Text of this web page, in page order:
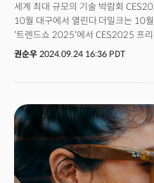
세계 최대 규모의 기술 박람회
10월 대구에서 열린다.더밀크는 10
'트렌드쇼 2025'에서 CES2025 프리
기업들을 대상으로 내년 CES 전망을
산업의 흐름을 한눈에 파악할 수 있
CES2025는 '연결하고, 해결하며, 발
Discover: Dive In)'를 주제로 열린다
해결하자는 취지로 매년 주제를 선정
분야를 어떻게 연결하고, 인류가 직
대한 다양한 통찰을 제공할 것으로
권순우 2024.09.24 16:36 PDT